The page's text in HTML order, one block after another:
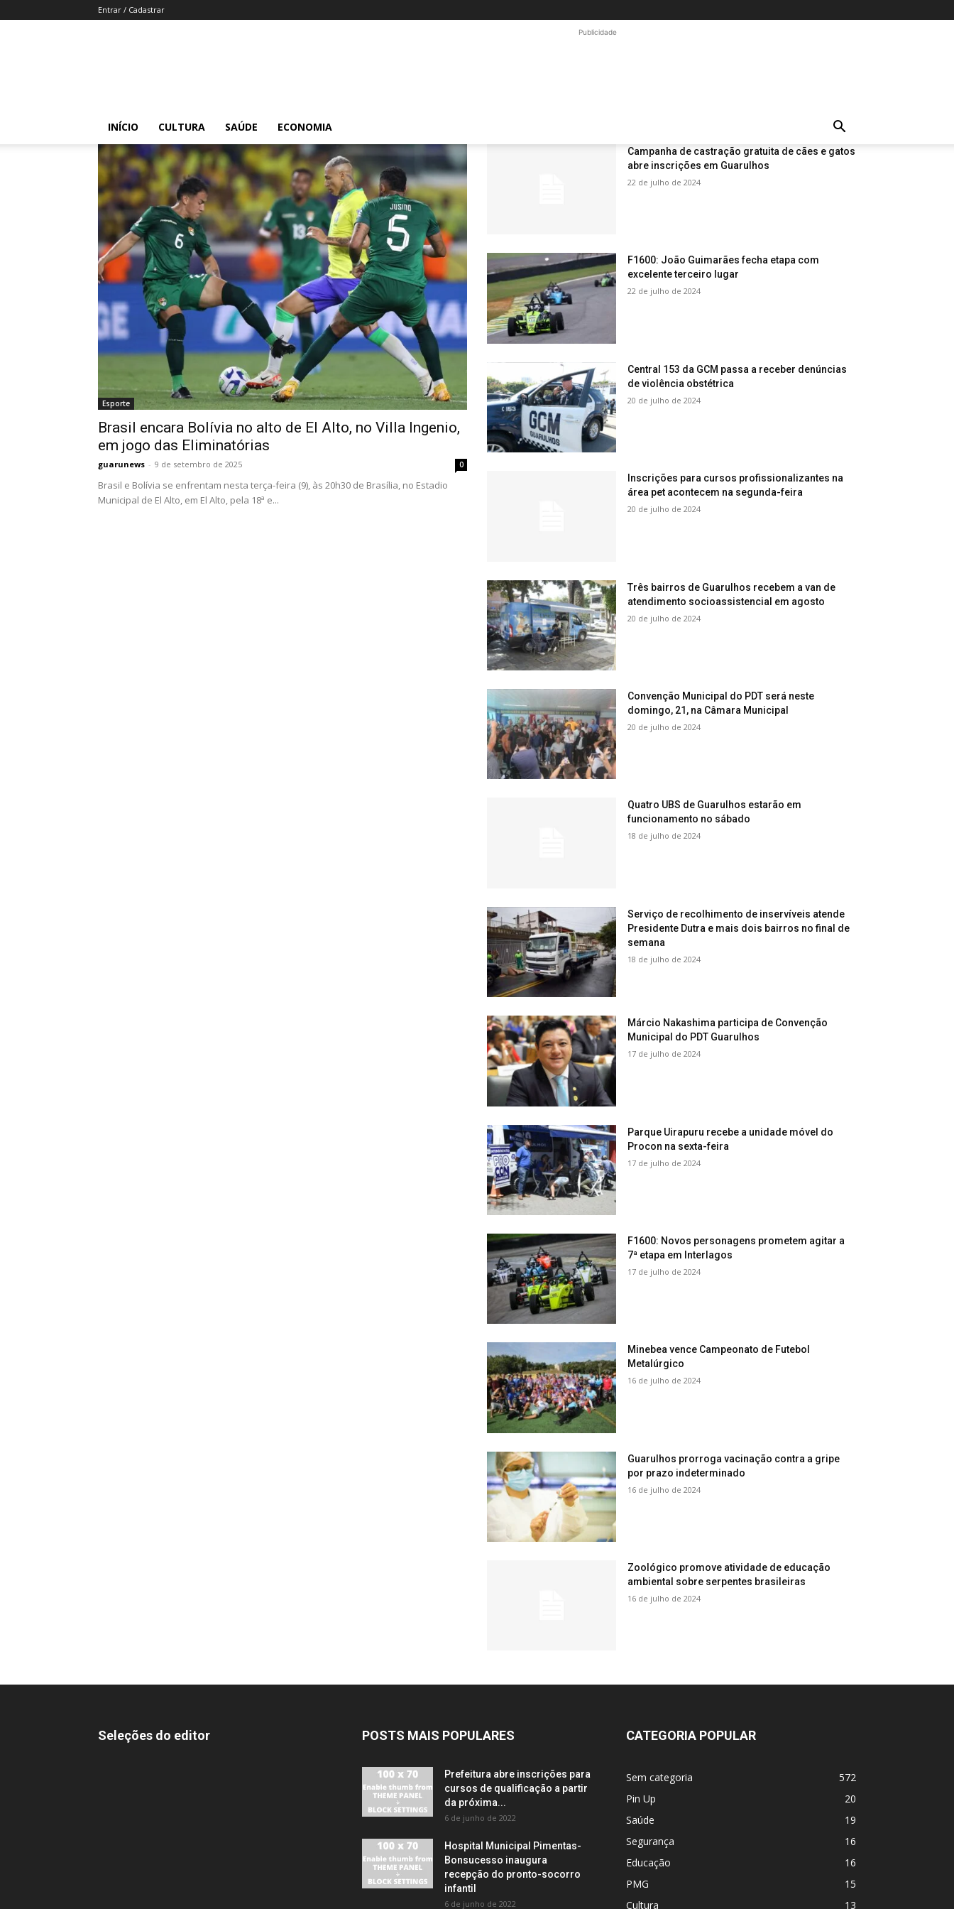
Entrar / Cadastrar
Publicidade
INÍCIO CULTURA SAÚDE ECONOMIA
Esporte
Brasil encara Bolívia no alto de El Alto, no Villa Ingenio,
em jogo das Eliminatórias
guarunews - 9 de setembro de 2025 0
Brasil e Bolívia se enfrentam nesta terça-feira (9), às 20h30 de Brasília, no Estadio
Municipal de El Alto, em El Alto, pela 18ª e...
Campanha de castração gratuita de cães e gatos
abre inscrições em Guarulhos
22 de julho de 2024
F1600: João Guimarães fecha etapa com
excelente terceiro lugar
22 de julho de 2024
Central 153 da GCM passa a receber denúncias
de violência obstétrica
20 de julho de 2024
Inscrições para cursos profissionalizantes na
área pet acontecem na segunda-feira
20 de julho de 2024
Três bairros de Guarulhos recebem a van de
atendimento socioassistencial em agosto
20 de julho de 2024
Convenção Municipal do PDT será neste
domingo, 21, na Câmara Municipal
20 de julho de 2024
Quatro UBS de Guarulhos estarão em
funcionamento no sábado
18 de julho de 2024
Serviço de recolhimento de inservíveis atende
Presidente Dutra e mais dois bairros no final de
semana
18 de julho de 2024
Márcio Nakashima participa de Convenção
Municipal do PDT Guarulhos
17 de julho de 2024
Parque Uirapuru recebe a unidade móvel do
Procon na sexta-feira
17 de julho de 2024
F1600: Novos personagens prometem agitar a
7ª etapa em Interlagos
17 de julho de 2024
Minebea vence Campeonato de Futebol
Metalúrgico
16 de julho de 2024
Guarulhos prorroga vacinação contra a gripe
por prazo indeterminado
16 de julho de 2024
Zoológico promove atividade de educação
ambiental sobre serpentes brasileiras
16 de julho de 2024
Seleções do editor POSTS MAIS POPULARES
Prefeitura abre inscrições para
cursos de qualificação a partir
da próxima...
6 de junho de 2022
Hospital Municipal Pimentas-
Bonsucesso inaugura
recepção do pronto-socorro
infantil
6 de junho de 2022
CATEGORIA POPULAR
Sem categoria
572
Pin Up
20
Saúde
19
Segurança
16
Educação
16
PMG
15
Cultura
13